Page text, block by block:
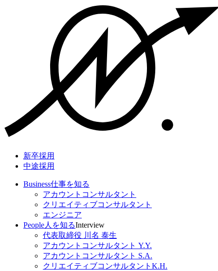
新卒採用
中途採用
Business仕事を知る
アカウントコンサルタント
クリエイティブコンサルタント
エンジニア
People人を知るInterview
代表取締役 川名 泰生
アカウントコンサルタント Y.Y.
アカウントコンサルタント S.A.
クリエイティブコンサルタントK.H.